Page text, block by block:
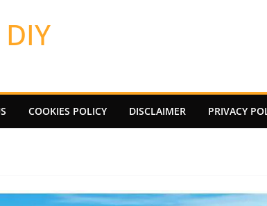
DIY
COOKIES POLICY DISCLAIMER PRIVACY